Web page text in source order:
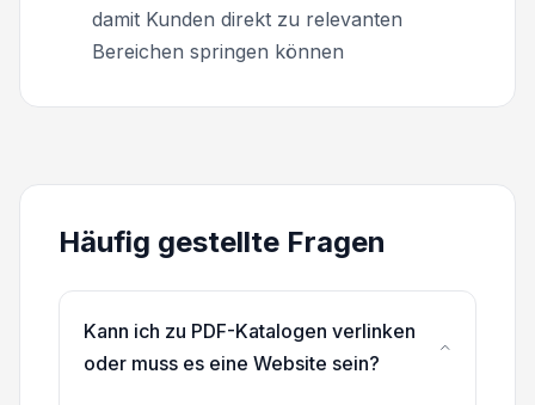
damit Kunden direkt zu relevanten
Bereichen springen können
Häufig gestellte Fragen
Kann ich zu PDF-Katalogen verlinken
oder muss es eine Website sein?